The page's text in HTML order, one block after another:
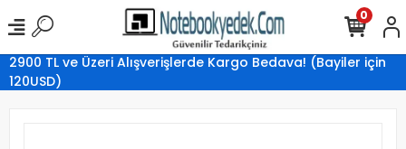
2900 TL ve Üzeri Alışverişlerde Kargo Bedava! (Bayiler için
120USD)
0